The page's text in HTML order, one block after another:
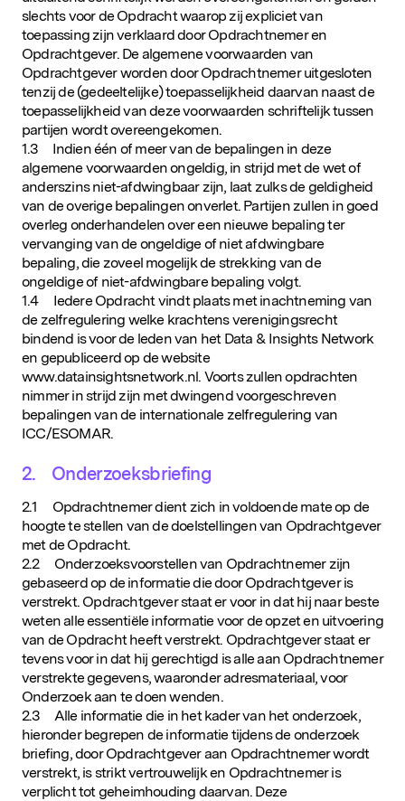
slechts voor de Opdracht waarop zij expliciet van
toepassing zijn verklaard door Opdrachtnemer en
Opdrachtgever. De algemene voorwaarden van
Opdrachtgever worden door Opdrachtnemer uitgesloten
tenzij de (gedeeltelijke) toepasselijkheid daarvan naast de
toepasselijkheid van deze voorwaarden schriftelijk tussen
partijen wordt overeengekomen.
1.3 Indien één of meer van de bepalingen in deze
algemene voorwaarden ongeldig, in strijd met de wet of
anderszins niet-afdwingbaar zijn, laat zulks de geldigheid
van de overige bepalingen onverlet. Partijen zullen in goed
overleg onderhandelen over een nieuwe bepaling ter
vervanging van de ongeldige of niet afdwingbare
bepaling, die zoveel mogelijk de strekking van de
ongeldige of niet-afdwingbare bepaling volgt.
1.4 Iedere Opdracht vindt plaats met inachtneming van
de zelfregulering welke krachtens verenigingsrecht
bindend is voor de leden van het Data & Insights Network
en gepubliceerd op de website
www.datainsightsnetwork.nl. Voorts zullen opdrachten
nimmer in strijd zijn met dwingend voorgeschreven
bepalingen van de internationale zelfregulering van
ICC/ESOMAR.
2. Onderzoeksbriefing
2.1 Opdrachtnemer dient zich in voldoende mate op de
hoogte te stellen van de doelstellingen van Opdrachtgever
met de Opdracht.
2.2 Onderzoeksvoorstellen van Opdrachtnemer zijn
gebaseerd op de informatie die door Opdrachtgever is
verstrekt. Opdrachtgever staat er voor in dat hij naar beste
weten alle essentiële informatie voor de opzet en uitvoering
van de Opdracht heeft verstrekt. Opdrachtgever staat er
tevens voor in dat hij gerechtigd is alle aan Opdrachtnemer
verstrekte gegevens, waaronder adresmateriaal, voor
Onderzoek aan te doen wenden.
2.3 Alle informatie die in het kader van het onderzoek,
hieronder begrepen de informatie tijdens de onderzoek
briefing, door Opdrachtgever aan Opdrachtnemer wordt
verstrekt, is strikt vertrouwelijk en Opdrachtnemer is
verplicht tot geheimhouding daarvan. Deze